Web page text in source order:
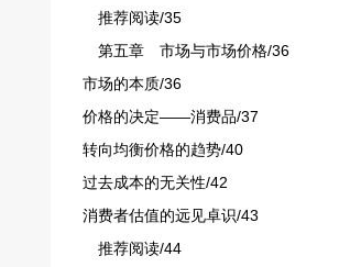
推荐阅读/35
第五章 市场与市场价格/36
市场的本质/36
价格的决定——消费品/37
转向均衡价格的趋势/40
过去成本的无关性/42
消费者估值的远见卓识/43
推荐阅读/44